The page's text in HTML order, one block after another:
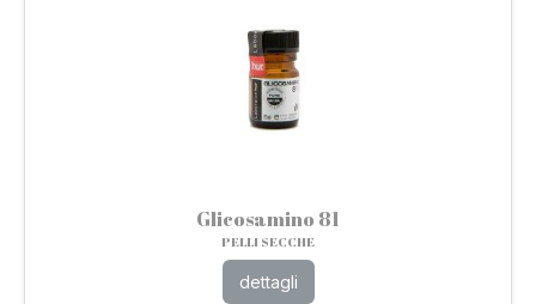
Glicosamino 81
PELLI SECCHE
dettagli